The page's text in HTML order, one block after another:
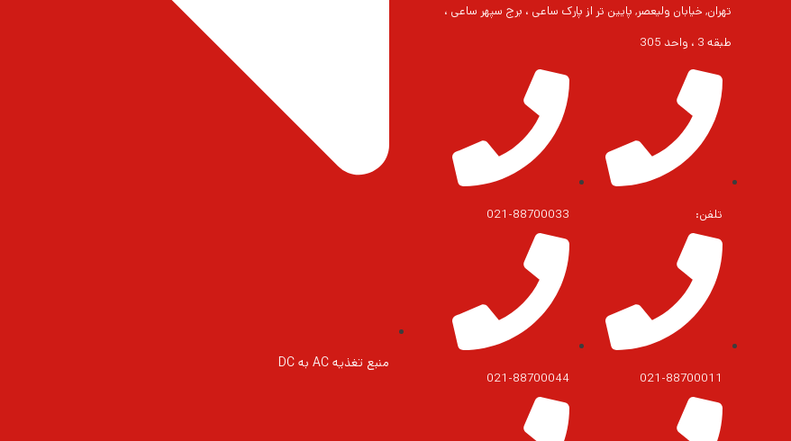
تهران, خیابان ولیعصر, پایین تر از پارک ساعی ، برج سپهر ساعی ،
طبقه 3 ، واحد 305
تلفن:
021-88700011
021-88700033
021-88700044
منبع تغذیه AC به DC